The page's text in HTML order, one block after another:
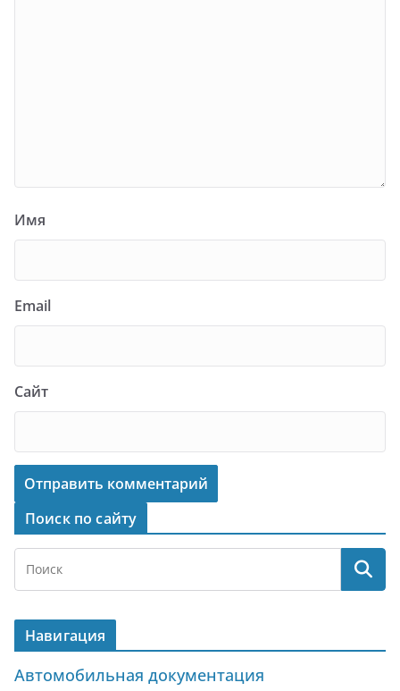
Имя
Email
Сайт
Поиск по сайту
Навигация
Автомобильная документация